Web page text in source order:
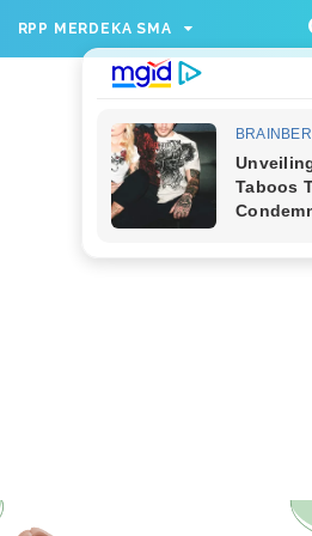
[336, 280], 'div-gpt-ad-
RPP MERDEKA SMA